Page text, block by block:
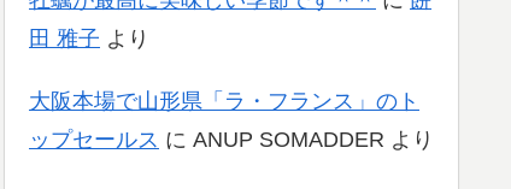
田 雅子 より
大阪本場で山形県「ラ・フランス」のト
ップセールス に ANUP SOMADDER より